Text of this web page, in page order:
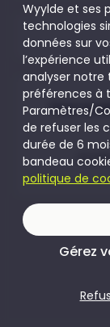
Pour
Je
Wyylde et ses
technologies
données sur
l’expérience
analyser notre
préférences à
Paramètres/
de refuser les
durée de 6
bandeau
politique de
Gérez